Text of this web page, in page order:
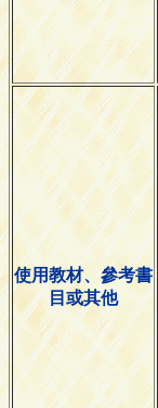
使用教材、參考書
目或其他